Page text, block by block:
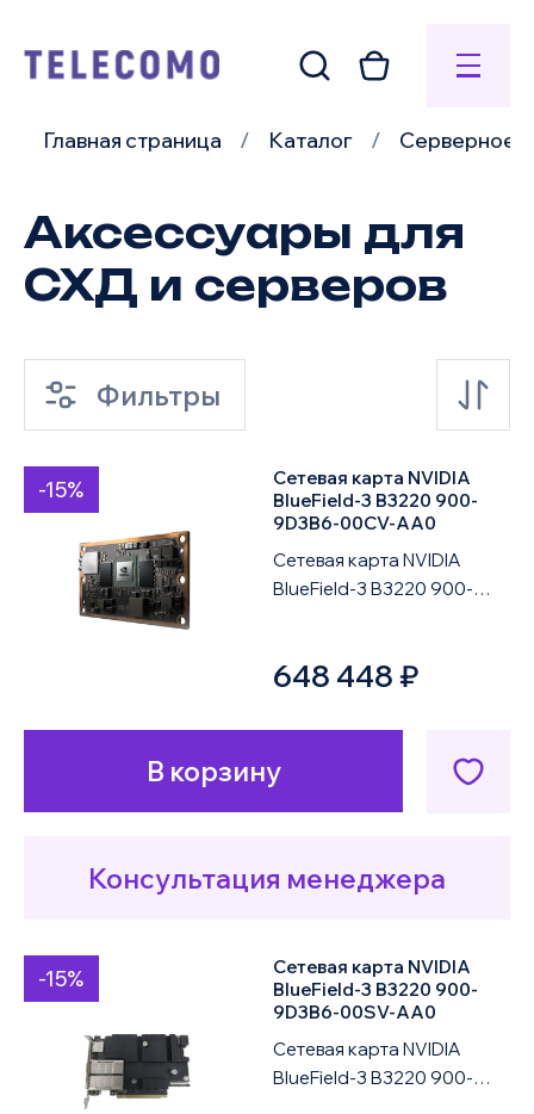
Главная страница Каталог Серверное
Аксессуары для
СХД и серверов
Фильтры
по умолчанию
по возрастанию цены
по убыванию цены
-15%
Сетевая карта NVIDIA
BlueField-3 B3220 900-
9D3B6-00CV-AA0
Сетевая карта NVIDIA
BlueField-3 B3220 900-
адаптер корпоративног...
648 448 ₽
В корзину
Консультация менеджера
-15%
Сетевая карта NVIDIA
BlueField-3 B3220 900-
9D3B6-00SV-AA0
Сетевая карта NVIDIA
BlueField-3 B3220 900-